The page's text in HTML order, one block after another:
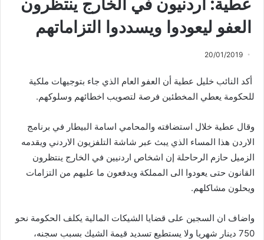
عطية: أردنيون في الخارج ينتظرون
العفو ليعودوا ويسددوا التزاماتهم
20/01/2019
أكد النائب خليل عطية أن العفو العام الذي جاء بتوجيهات ملكية
للحكومة يعطي المخطئين فرصة لتصويب اخطائهم وسلوكهم.
وقال عطية خلال استضافته والمحامي اسامة البيطار في برنامج
الاردن هذا المساء الذي يبث عبر شاشة التلفزيون الاردني ويقدمه
الزميل حازم الرحاحلة إن اشخاص اردنيين في الخارج ينتظرون
القانون حتى يعودوا الى المملكة ويدفعون ما عليهم من التزامات
ويحلون مشاكلهم.
واضاف ان السجين على قضايا الشيكات المالية يكلف الحكومة نحو
750 دينار شهريا ولا يستطيع تسديد قيمة الشيك بسبب سجنه،